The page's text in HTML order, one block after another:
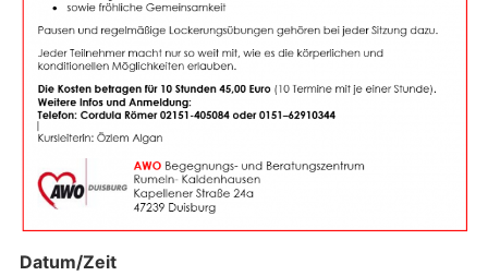
Datum/Zeit